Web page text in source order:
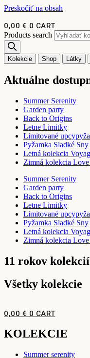
Preskočiť na obsah
0,00 € 0 CART
Products search
Kolekcie Shop Látky
Aktuálne
Summer Serenity
Garden party
Back to Origins
Letne Limitky
Limitované
Pyžamka Sladké Sny
Letná kolekcia
Zimná kolekcia Love
Summer Serenity
Garden party
Back to Origins
Letne Limitky
Limitované
Pyžamka Sladké Sny
Letná kolekcia
Zimná kolekcia Love
11 rokov
Všetky kolekcie
0,00 € 0 CART
KOLEKCIE
Summer serenity